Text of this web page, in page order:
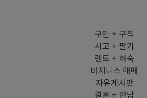
구인 + 구직
사고 + 팔기
렌트 + 하숙
비지니스 매매
자유게시판
결혼 + 만남